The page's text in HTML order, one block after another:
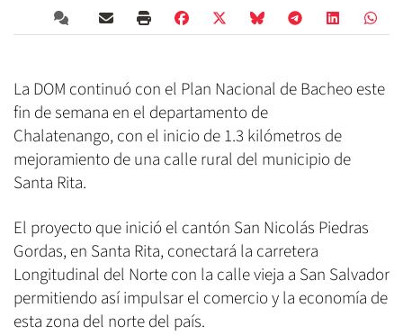
La DOM continuó con el Plan Nacional de Bacheo este
fin de semana en el departamento de
Chalatenango, con el inicio de 1.3 kilómetros de
mejoramiento de una calle rural del municipio de
Santa Rita.
El proyecto que inició el cantón San Nicolás Piedras
Gordas, en Santa Rita, conectará la carretera
Longitudinal del Norte con la calle vieja a San Salvador
permitiendo así impulsar el comercio y la economía de
esta zona del norte del país.